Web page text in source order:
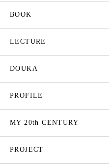
BOOK
LECTURE
DOUKA
PROFILE
MY 20th CENTURY
PROJECT